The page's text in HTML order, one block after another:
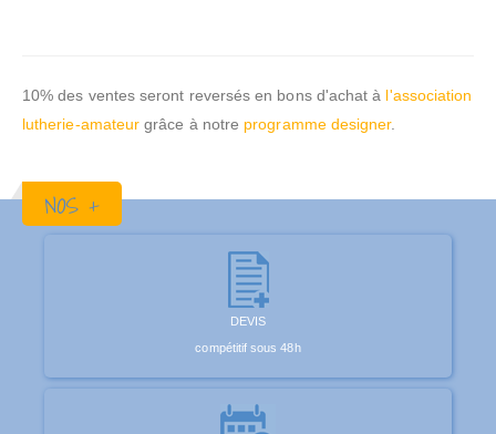
10% des ventes seront reversés en bons d'achat à l'association
lutherie-amateur grâce à notre programme designer.
NOS +
DEVIS
compétitif sous 48h